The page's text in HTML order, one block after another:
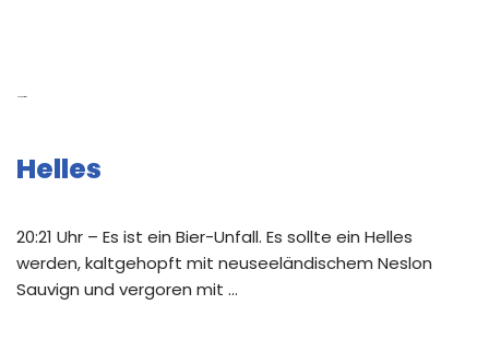
Helles
20:21 Uhr – Es ist ein Bier-Unfall. Es sollte ein Helles
werden, kaltgehopft mit neuseeländischem Neslon
Sauvign und vergoren mit …